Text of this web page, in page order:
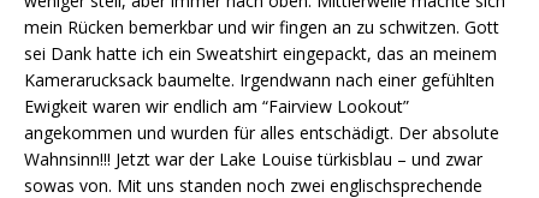
mein Rücken bemerkbar und wir fingen an zu schwitzen. Gott
sei Dank hatte ich ein Sweatshirt eingepackt, das an meinem
Kamerarucksack baumelte. Irgendwann nach einer gefühlten
Ewigkeit waren wir endlich am “Fairview Lookout”
angekommen und wurden für alles entschädigt. Der absolute
Wahnsinn!!! Jetzt war der Lake Louise türkisblau – und zwar
sowas von. Mit uns standen noch zwei englischsprechende